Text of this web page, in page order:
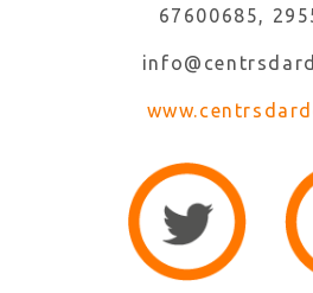
67600685,